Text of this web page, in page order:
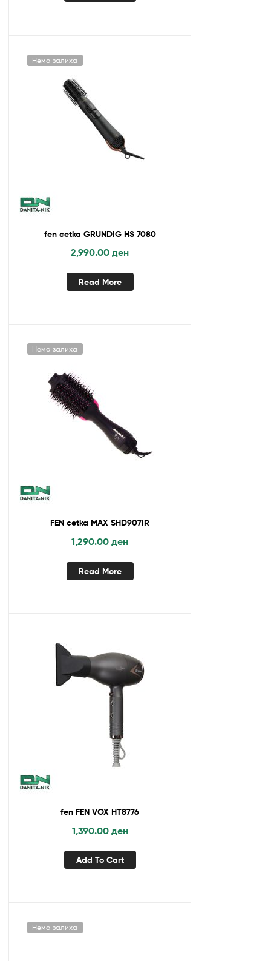
Нема залиха
fen cetka GRUNDIG HS 7080
2,990.00 ден
Read More
Нема залиха
FEN cetka MAX SHD907IR
1,290.00 ден
Read More
fen FEN VOX HT8776
1,390.00 ден
Add To Cart
Нема залиха